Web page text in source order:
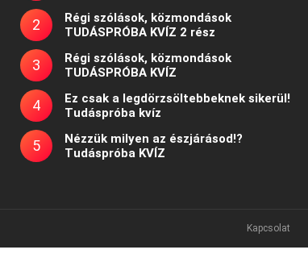
Régi szólások, közmondások
TUDÁSPRÓBA KVÍZ 2 rész
Régi szólások, közmondások
TUDÁSPRÓBA KVÍZ
Ez csak a legdörzsöltebbeknek sikerül!
Tudáspróba kvíz
Nézzük milyen az észjárásod!?
Tudáspróba KVÍZ
Kapcsolat